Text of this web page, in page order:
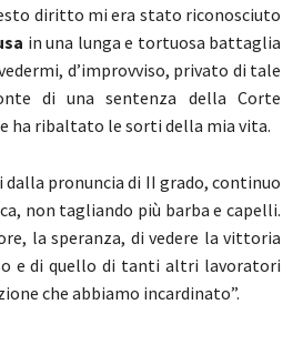
diritto mi era stato riconosciuto
in una lunga e tortuosa battaglia
d’improvviso, privato di tale
di una sentenza della Corte
ha ribaltato le sorti della mia vita.
dalla pronuncia di II grado, continuo
non tagliando più barba e capelli.
la speranza, di vedere la vittoria
e di quello di tanti altri lavoratori
che abbiamo incardinato”.